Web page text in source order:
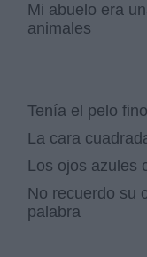
Mi abuelo era
animales
Tenía el pelo
La cara
Los ojos azules
No recuerdo su
palabra